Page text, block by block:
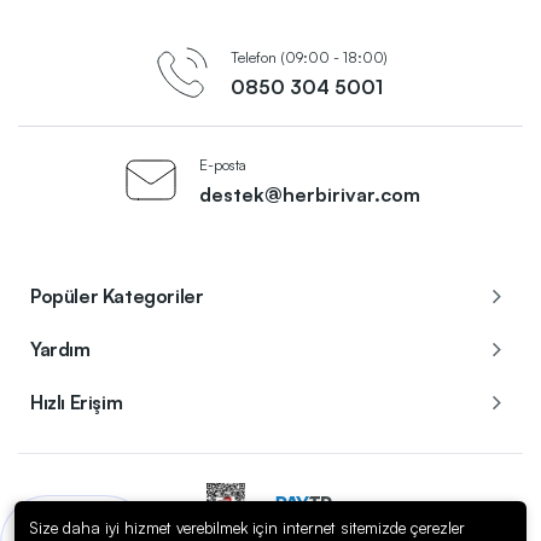
Telefon (09:00 - 18:00)
0850 304 5001
E-posta
destek@herbirivar.com
Popüler Kategoriler
Yardım
Hızlı Erişim
Size daha iyi hizmet verebilmek için internet sitemizde çerezler